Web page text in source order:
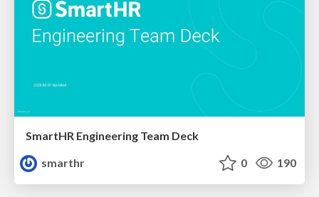
SmartHR Engineering Team Deck
smarthr
0 190